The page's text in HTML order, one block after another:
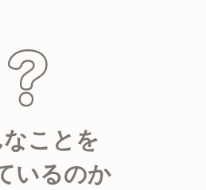
ことを
いるのか